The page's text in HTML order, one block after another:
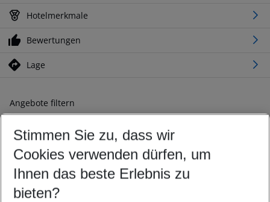
Hotelmerkmale
Bewertungen
Lage
Angebote filtern
Ändern Sie Ihre Kriterien nach Ihren Wünschen
Abflughafen wählen
Beliebiger Abflughafen
Reisezeitraum wählen
10.08.26– 08.08.27 5-8 Nächte
Stimmen Sie zu, dass wir
Cookies verwenden dürfen, um
Ihnen das beste Erlebnis zu
bieten?